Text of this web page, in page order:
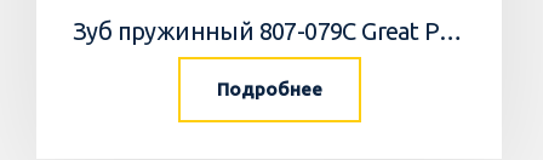
Зуб пружинный 807-079C Great Plains
Подробнее